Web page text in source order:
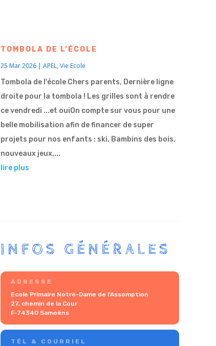
TOMBOLA DE L’ÉCOLE
25 Mar 2026 |APEL,Vie Ecole
Tombola de l'école Chers parents, Dernière ligne
droite pour la tombola ! Les grilles sont à rendre
ce vendredi ...et ouiOn compte sur vous pour une
belle mobilisation afin de financer de super
projets pour nos enfants : ski, Bambins des bois,
nouveaux jeux,...
lire plus
INFOS GÉNÉRALES
ADRESSE
Ecole Primaire Notre-Dame de l’Assomption
27, chemin de la Cour
F-74340 Samoëns
TÉL & COURRIEL